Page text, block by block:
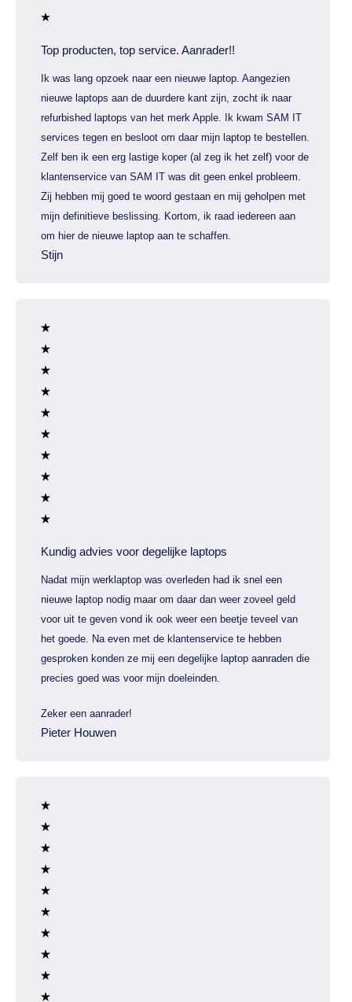
Top producten, top service. Aanrader!!
Ik was lang opzoek naar een nieuwe laptop. Aangezien
nieuwe laptops aan de duurdere kant zijn, zocht ik naar
refurbished laptops van het merk Apple. Ik kwam SAM IT
services tegen en besloot om daar mijn laptop te bestellen.
Zelf ben ik een erg lastige koper (al zeg ik het zelf) voor de
klantenservice van SAM IT was dit geen enkel probleem.
Zij hebben mij goed te woord gestaan en mij geholpen met
mijn definitieve beslissing. Kortom, ik raad iedereen aan
om hier de nieuwe laptop aan te schaffen.
Stijn
Kundig advies voor degelijke laptops
Nadat mijn werklaptop was overleden had ik snel een
nieuwe laptop nodig maar om daar dan weer zoveel geld
voor uit te geven vond ik ook weer een beetje teveel van
het goede. Na even met de klantenservice te hebben
gesproken konden ze mij een degelijke laptop aanraden die
precies goed was voor mijn doeleinden.
Zeker een aanrader!
Pieter Houwen